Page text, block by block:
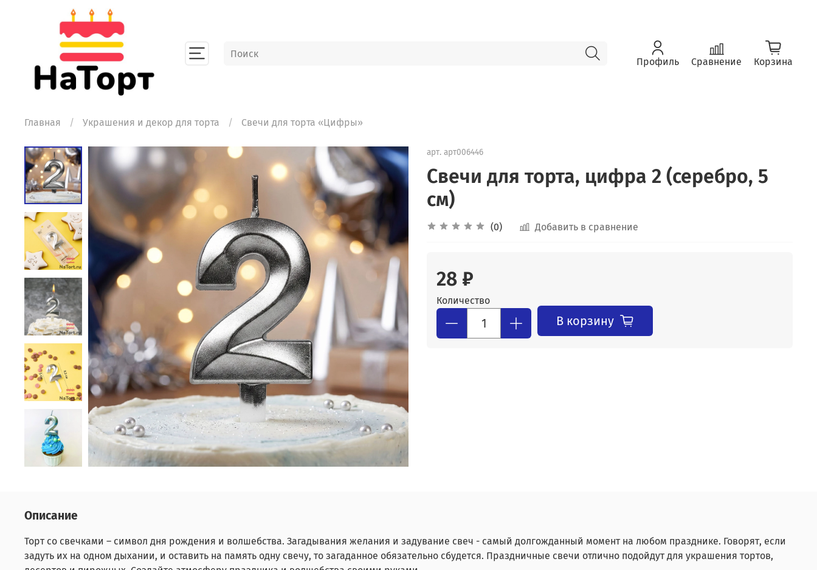
Профиль Сравнение Корзина
Главная Украшения и декор для торта Свечи для торта «Цифры»
арт. арт006446
Свечи для торта, цифра 2 (серебро, 5
см)
(0) Добавить в сравнение
28 ₽
Количество
В корзину
Описание
Торт со свечками – символ дня рождения и волшебства. Загадывания желания и задувание свеч - самый долгожданный момент на любом празднике. Говорят, если
задуть их на одном дыхании, и оставить на память одну свечу, то загаданное обязательно сбудется. Праздничные свечи отлично подойдут для украшения тортов,